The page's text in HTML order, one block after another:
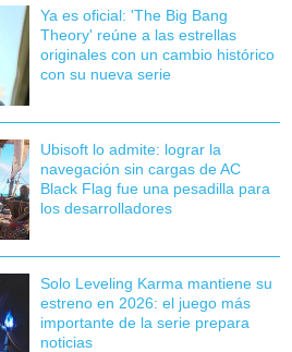
Ya es oficial: 'The Big Bang
Theory' reúne a las estrellas
originales con un cambio histórico
con su nueva serie
Ubisoft lo admite: lograr la
navegación sin cargas de AC
Black Flag fue una pesadilla para
los desarrolladores
Solo Leveling Karma mantiene su
estreno en 2026: el juego más
importante de la serie prepara
noticias